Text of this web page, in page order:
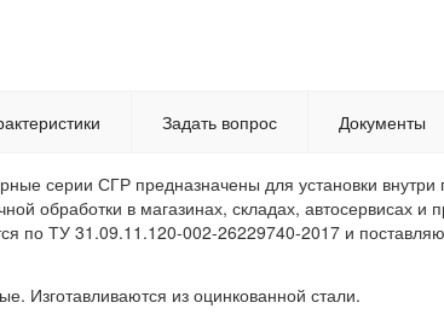
Задать вопрос Документы
серии СГР предназначены для установки
обработки в магазинах, складах, автосервисах
по ТУ 31.09.11.120-002-26229740-2017 и
Изготавливаются из оцинкованной стали.